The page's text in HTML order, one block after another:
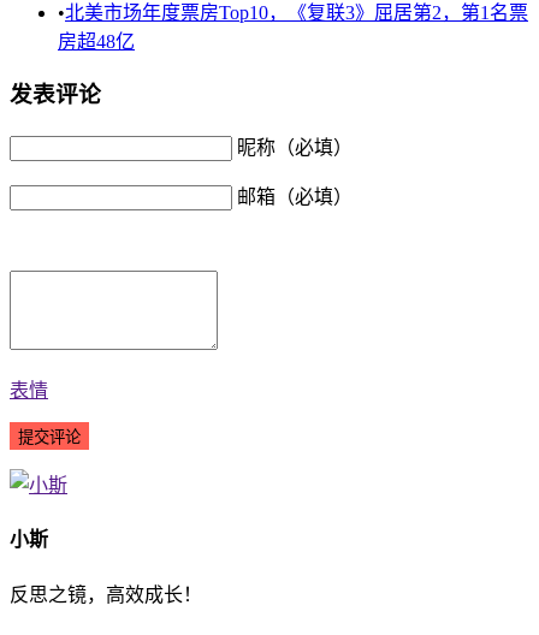
•北美市场年度票房Top10，《复联3》屈居第2，第1名票
房超48亿
发表评论
昵称（必填）
邮箱（必填）
表情
小斯
反思之镜，高效成长！